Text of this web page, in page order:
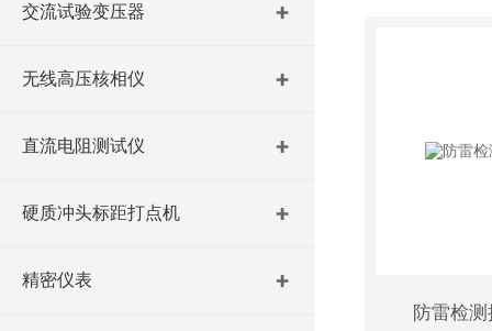
交流试验变压器
无线高压核相仪
直流电阻测试仪
硬质冲头标距打点机
精密仪表
防雷检